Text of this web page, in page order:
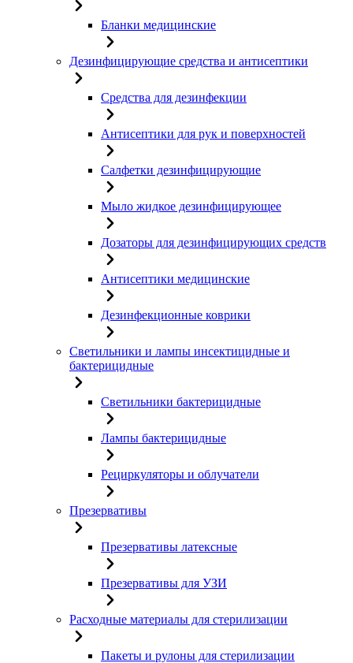
Бланки медицинские
Дезинфицирующие средства и антисептики
Средства для дезинфекции
Антисептики для рук и поверхностей
Салфетки дезинфицирующие
Мыло жидкое дезинфицирующее
Дозаторы для дезинфицирующих средств
Антисептики медицинские
Дезинфекционные коврики
Светильники и лампы инсектицидные и
бактерицидные
Светильники бактерицидные
Лампы бактерицидные
Рециркуляторы и облучатели
Презервативы
Презервативы латексные
Презервативы для УЗИ
Расходные материалы для стерилизации
Пакеты и рулоны для стерилизации